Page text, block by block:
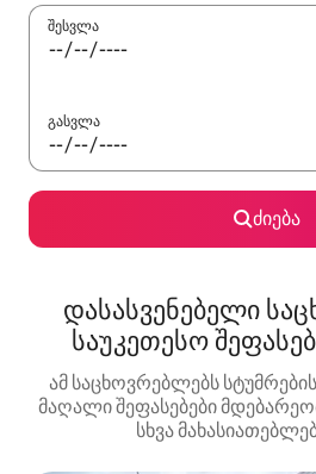
შესვლა
გასვლა
ძიება
დასასვენებელი
საუკეთესო
ამ საცხოვრებლებს
მაღალი შეფასებები
სხვა